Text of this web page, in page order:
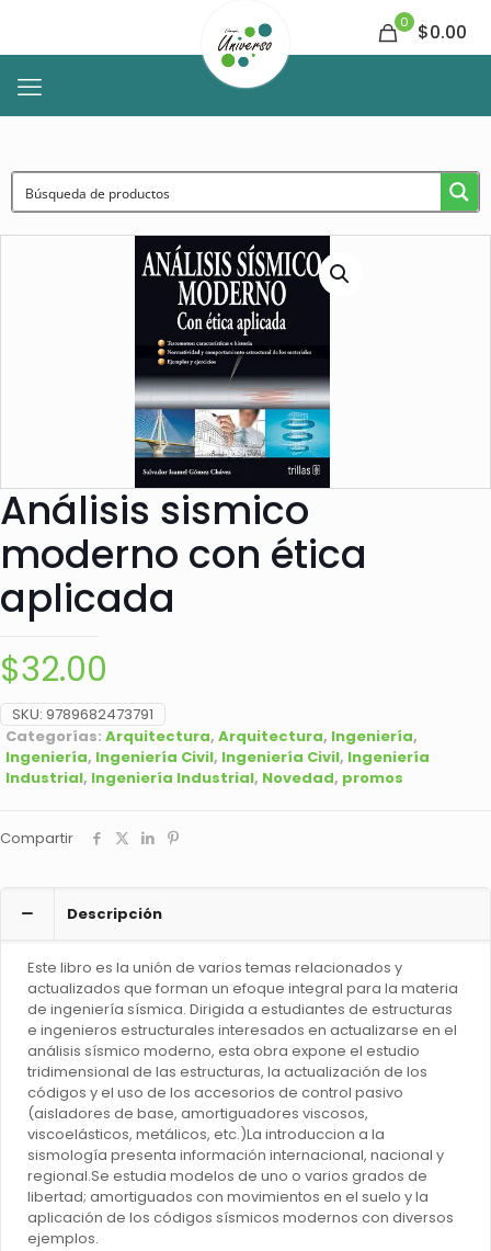
0 $0.00
Análisis sismico
moderno con ética
aplicada
$32.00
SKU: 9789682473791
Categorías: Arquitectura, Arquitectura, Ingeniería,
Ingeniería, Ingeniería Civil, Ingeniería Civil, Ingeniería
Industrial, Ingeniería Industrial, Novedad, promos
Compartir
Descripción
Este libro es la unión de varios temas relacionados y
actualizados que forman un efoque integral para la materia
de ingeniería sísmica. Dirigida a estudiantes de estructuras
e ingenieros estructurales interesados en actualizarse en el
análisis sísmico moderno, esta obra expone el estudio
tridimensional de las estructuras, la actualización de los
códigos y el uso de los accesorios de control pasivo
(aisladores de base, amortiguadores viscosos,
viscoelásticos, metálicos, etc.)La introduccion a la
sismología presenta información internacional, nacional y
regional.Se estudia modelos de uno o varios grados de
libertad; amortiguados con movimientos en el suelo y la
aplicación de los códigos sísmicos modernos con diversos
ejemplos.